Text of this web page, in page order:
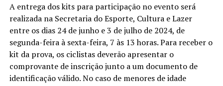
A entrega dos kits para participação no evento será
realizada na Secretaria do Esporte, Cultura e Lazer
entre os dias 24 de junho e 3 de julho de 2024, de
segunda-feira à sexta-feira, 7 às 13 horas. Para receber o
kit da prova, os ciclistas deverão apresentar o
comprovante de inscrição junto a um documento de
identificação válido. No caso de menores de idade